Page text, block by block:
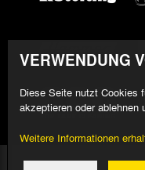
VERWENDUNG
Diese Seite nutzt Cookies
akzeptieren oder ablehnen
Weitere Informationen